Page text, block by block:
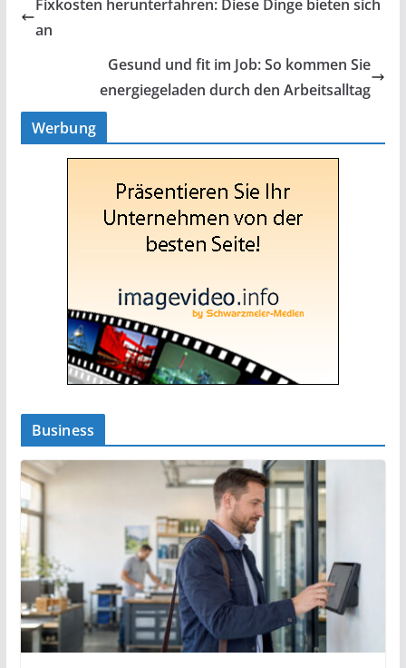
Fixkosten herunterfahren: Diese Dinge bieten sich
an
Gesund und fit im Job: So kommen Sie
energiegeladen durch den Arbeitsalltag
Werbung
Business